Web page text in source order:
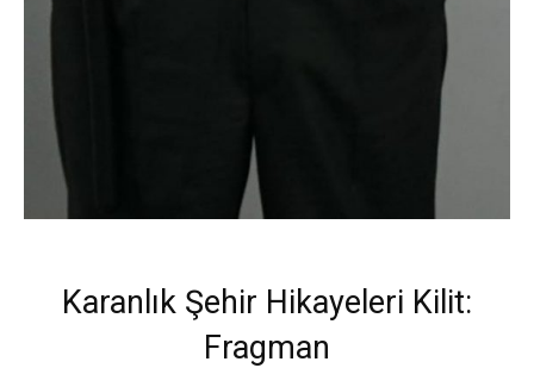
Karanlık Şehir Hikayeleri Kilit:
Fragman